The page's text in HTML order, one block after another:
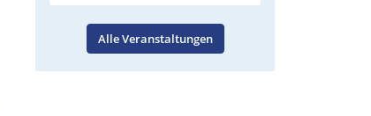
Alle Veranstaltungen